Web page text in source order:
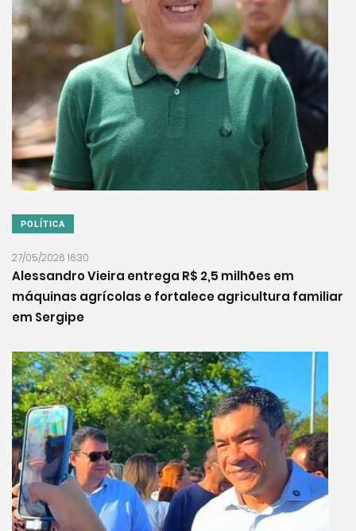
POLÍTICA
27/05/2026 16:30
Alessandro Vieira entrega R$ 2,5 milhões em
máquinas agrícolas e fortalece agricultura familiar
em Sergipe